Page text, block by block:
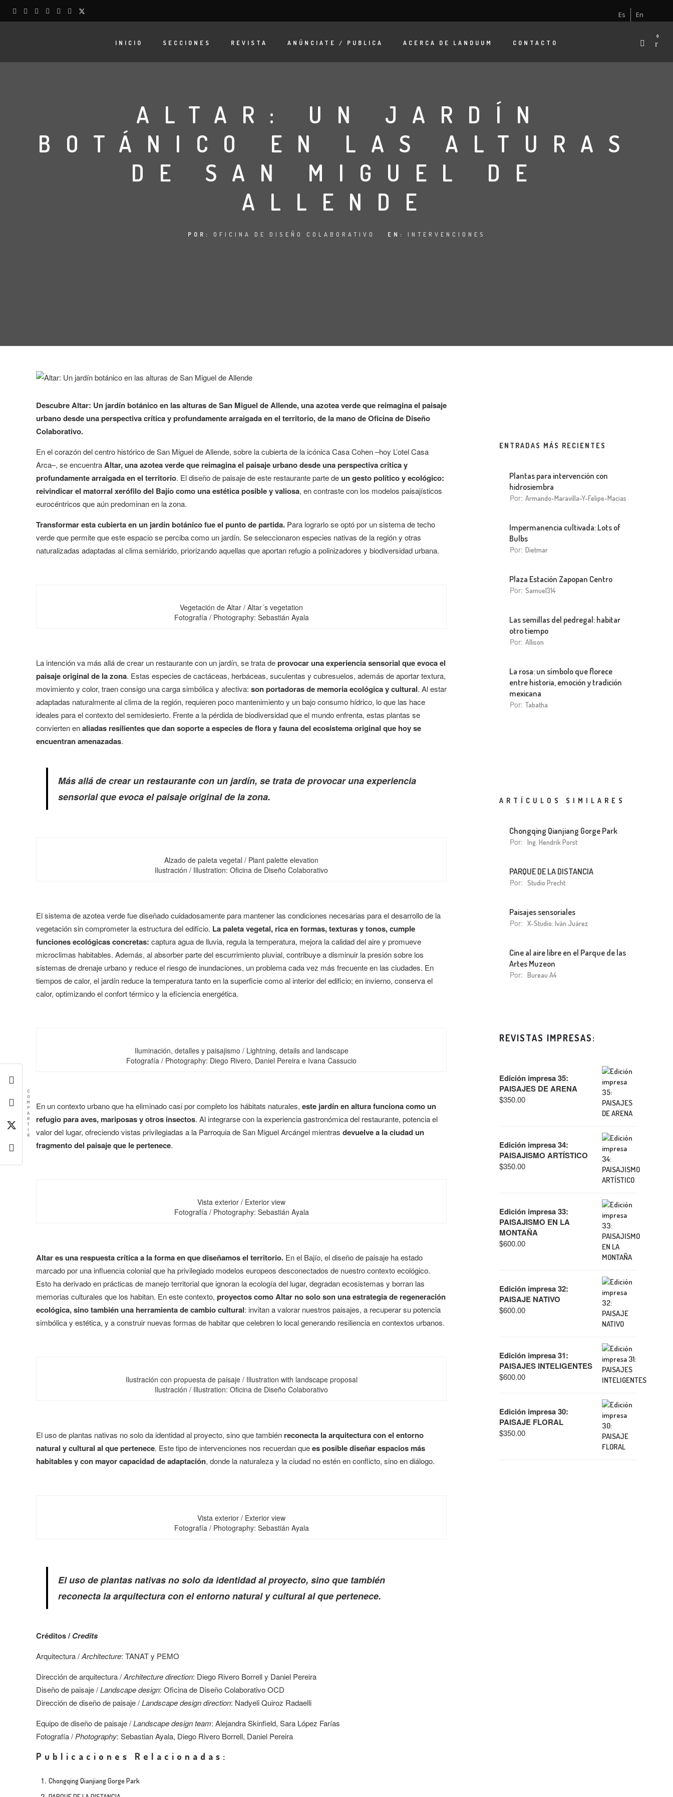
Es En
INICIO SECCIONES REVISTA ANÚNCIATE / PUBLICA ACERCA DE LANDUUM CONTACTO
0
ALTAR: UN JARDÍN
BOTÁNICO EN LAS ALTURAS
DE SAN MIGUEL DE
ALLENDE
POR: OFICINA DE DISEÑO COLABORATIVO EN: INTERVENCIONES
Descubre Altar: Un jardín botánico en las alturas de San Miguel de Allende, una azotea verde que reimagina el paisaje
urbano desde una perspectiva crítica y profundamente arraigada en el territorio, de la mano de Oficina de Diseño
Colaborativo.
En el corazón del centro histórico de San Miguel de Allende, sobre la cubierta de la icónica Casa Cohen –hoy L’otel Casa
Arca–, se encuentraAltar, una azotea verde que reimagina el paisaje urbano desde una perspectiva crítica y
profundamente arraigada en el territorio. El diseño de paisaje de este restaurante parte deun gesto político y ecológico:
reivindicar el matorral xerófilo del Bajío como una estética posible y valiosa, en contraste con los modelos paisajísticos
eurocéntricos que aún predominan en la zona.
Transformar esta cubierta en un jardín botánico fue el punto de partida. Para lograrlo se optó por un sistema de techo
verde que permite que este espacio se perciba como un jardín. Se seleccionaron especies nativas de la región y otras
naturalizadas adaptadas al clima semiárido, priorizando aquellas que aportan refugio a polinizadores y biodiversidad urbana.
Vegetación de Altar / Altar´s vegetation
Fotografía / Photography: Sebastián Ayala
La intención va más allá de crear un restaurante con un jardín, se trata deprovocar una experiencia sensorial que evoca el
paisaje original de la zona. Estas especies de cactáceas, herbáceas, suculentas y cubresuelos, además de aportar textura,
movimiento y color, traen consigo una carga simbólica y afectiva: son portadoras de memoria ecológica y cultural. Al estar
adaptadas naturalmente al clima de la región, requieren poco mantenimiento y un bajo consumo hídrico, lo que las hace
ideales para el contexto del semidesierto. Frente a la pérdida de biodiversidad que el mundo enfrenta, estas plantas se
convierten enaliadas resilientes que dan soporte a especies de flora y fauna del ecosistema original que hoy se
encuentran amenazadas.
Más allá de crear un restaurante con un jardín, se trata de provocar una experiencia
sensorial que evoca el paisaje original de la zona.
Alzado de paleta vegetal / Plant palette elevation
Ilustración / Illustration: Oficina de Diseño Colaborativo
El sistema de azotea verde fue diseñado cuidadosamente para mantener las condiciones necesarias para el desarrollo de la
vegetación sin comprometer la estructura del edificio. La paleta vegetal, rica en formas, texturas y tonos, cumple
funciones ecológicas concretas: captura agua de lluvia, regula la temperatura, mejora la calidad del aire y promueve
microclimas habitables. Además, al absorber parte del escurrimiento pluvial, contribuye a disminuir la presión sobre los
sistemas de drenaje urbano y reduce el riesgo de inundaciones, un problema cada vez más frecuente en las ciudades. En
tiempos de calor, el jardín reduce la temperatura tanto en la superficie como al interior del edificio; en invierno, conserva el
calor, optimizando el confort térmico y la eficiencia energética.
Iluminación, detalles y paisajismo / Lightning, details and landscape
Fotografía / Photography: Diego Rivero, Daniel Pereira e Ivana Cassucio
En un contexto urbano que ha eliminado casi por completo los hábitats naturales, este jardín en altura funciona como un
refugio para aves, mariposas y otros insectos. Al integrarse con la experiencia gastronómica del restaurante, potencia el
valor del lugar, ofreciendo vistas privilegiadas a la Parroquia de San Miguel Arcángel mientras devuelve a la ciudad un
fragmento del paisaje que le pertenece.
Vista exterior / Exterior view
Fotografía / Photography: Sebastián Ayala
Altar es una respuesta crítica a la forma en que diseñamos el territorio. En el Bajío, el diseño de paisaje ha estado
marcado por una influencia colonial que ha privilegiado modelos europeos desconectados de nuestro contexto ecológico.
Esto ha derivado en prácticas de manejo territorial que ignoran la ecología del lugar, degradan ecosistemas y borran las
memorias culturales que los habitan. En este contexto, proyectos como Altar no solo son una estrategia de regeneración
ecológica, sino también una herramienta de cambio cultural: invitan a valorar nuestros paisajes, a recuperar su potencia
simbólica y estética, y a construir nuevas formas de habitar que celebren lo local generando resiliencia en contextos urbanos.
Ilustración con propuesta de paisaje / Illustration with landscape proposal
Ilustración / Illustration: Oficina de Diseño Colaborativo
El uso de plantas nativas no solo da identidad al proyecto, sino que también reconecta la arquitectura con el entorno
natural y cultural al que pertenece. Este tipo de intervenciones nos recuerdan quees posible diseñar espacios más
habitables y con mayor capacidad de adaptación, donde la naturaleza y la ciudad no estén en conflicto, sino en diálogo.
Vista exterior / Exterior view
Fotografía / Photography: Sebastián Ayala
El uso de plantas nativas no solo da identidad al proyecto, sino que también
reconecta la arquitectura con el entorno natural y cultural al que pertenece.
Créditos /Credits
Arquitectura /Architecture: TANAT y PEMO
Dirección de arquitectura /Architecture direction: Diego Rivero Borrell y Daniel Pereira
Diseño de paisaje /Landscape design: Oficina de Diseño Colaborativo OCD
Dirección de diseño de paisaje /Landscape design direction: Nadyeli Quiroz Radaelli
Equipo de diseño de paisaje /Landscape design team: Alejandra Skinfield, Sara López Farías
Fotografía / Photography: Sebastian Ayala, Diego Rivero Borrell, Daniel Pereira
Publicaciones Relacionadas:
Chongqing Qianjiang Gorge Park
ENTRADAS MÁS RECIENTES
Plantas para intervención con
hidrosiembra
Por: Armando-Maravilla-Y-Felipe-Macias
Impermanencia cultivada: Lots of
Bulbs
Por: Dietmar
Plaza Estación Zapopan Centro
Por: Samuel314
Las semillas del pedregal: habitar
otro tiempo
Por: Allison
La rosa: un símbolo que florece
entre historia, emoción y tradición
mexicana
Por: Tabatha
ARTÍCULOS SIMILARES
Chongqing Qianjiang Gorge Park
Por: Ing. Hendrik Porst
PARQUE DE LA DISTANCIA
Por: Studio Precht
Paisajes sensoriales
Por: X-Studio: Iván Juárez
Cine al aire libre en el Parque de las
Artes Muzeon
Por: Bureau A4
REVISTAS IMPRESAS:
Edición impresa 35:
PAISAJES DE ARENA
$350.00
Edición impresa 34:
PAISAJISMO ARTÍSTICO
$350.00
Edición impresa 33:
PAISAJISMO EN LA
MONTAÑA
$600.00
Edición impresa 32:
PAISAJE NATIVO
$600.00
Edición impresa 31:
PAISAJES INTELIGENTES
$600.00
Edición impresa 30:
PAISAJE FLORAL
$350.00
C
O
M
P
A
R
T
I
R